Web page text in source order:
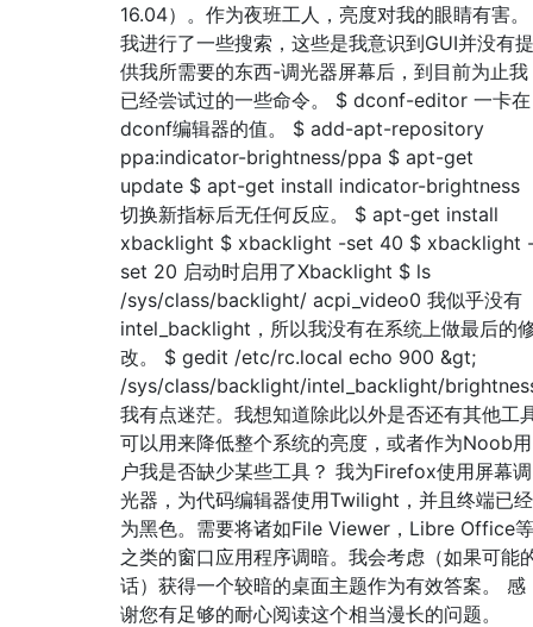
16.04）。作为夜班工人，亮度对我的眼睛有害。
我进行了一些搜索，这些是我意识到GUI并没有提
供我所需要的东西-调光器屏幕后，到目前为止我
已经尝试过的一些命令。 $ dconf-editor 一卡在
dconf编辑器的值。 $ add-apt-repository
ppa:indicator-brightness/ppa $ apt-get
update $ apt-get install indicator-brightness
切换新指标后无任何反应。 $ apt-get install
xbacklight $ xbacklight -set 40 $ xbacklight
set 20 启动时启用了Xbacklight $ ls
/sys/class/backlight/ acpi_video0 我似乎没有
intel_backlight，所以我没有在系统上做最后的
改。 $ gedit /etc/rc.local echo 900 &gt;
/sys/class/backlight/intel_backlight/
我有点迷茫。我想知道除此以外是否还有其他工
可以用来降低整个系统的亮度，或者作为Noob用
户我是否缺少某些工具？ 我为Firefox使用屏幕调
光器，为代码编辑器使用Twilight，并且终端已经
为黑色。需要将诸如File Viewer，Libre Office等
之类的窗口应用程序调暗。我会考虑（如果可能
话）获得一个较暗的桌面主题作为有效答案。 感
谢您有足够的耐心阅读这个相当漫长的问题。